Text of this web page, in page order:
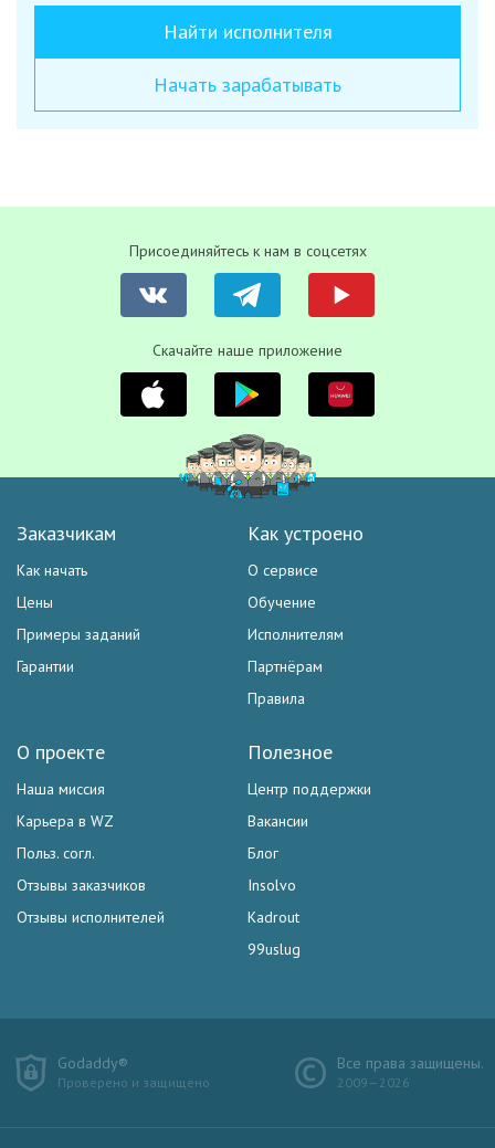
Найти исполнителя
Начать зарабатывать
Присоединяйтесь к нам в соцсетях
Скачайте наше приложение
Заказчикам
Как начать
Цены
Примеры заданий
Гарантии
Как устроено
О сервисе
Обучение
Исполнителям
Партнёрам
Правила
Полезное
Центр поддержки
Вакансии
Блог
Insolvo
Kadrout
99uslug
О проекте
Наша миссия
Карьера в WZ
Польз. согл.
Отзывы заказчиков
Отзывы исполнителей
Godaddy®
Проверено и защищено
Все права защищены.
2009—2026